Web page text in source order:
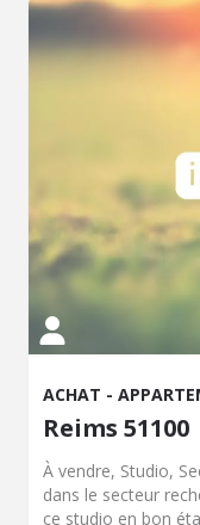
ACHAT -
Reims 51100
À vendre, Studio,
dans le secteur
ce studio en bon